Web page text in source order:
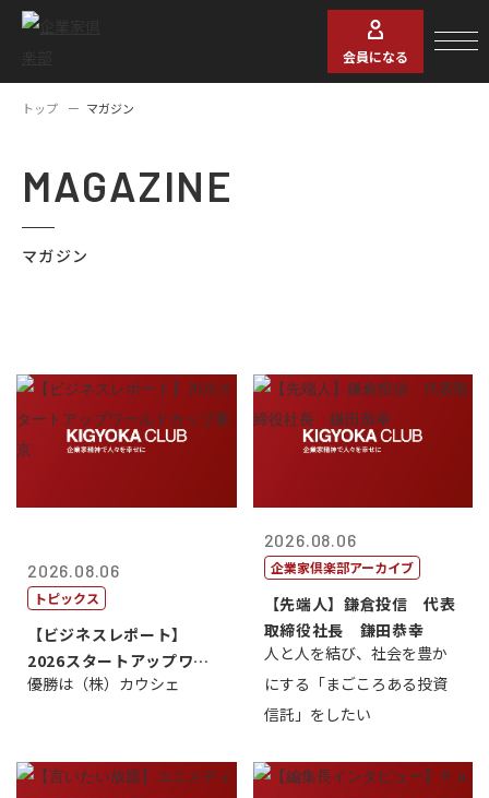
会員になる
トップ マガジン
MAGAZINE
マガジン
2026.08.06
トピックス
【ビジネスレポート】
2026スタートアップワー
ルドカップ東京
優勝は（株）カウシェ
2026.08.06
企業家倶楽部アーカイブ
【先端人】鎌倉投信 代表
取締役社長 鎌田恭幸
人と人を結び、社会を豊か
にする「まごころある投資
信託」をしたい